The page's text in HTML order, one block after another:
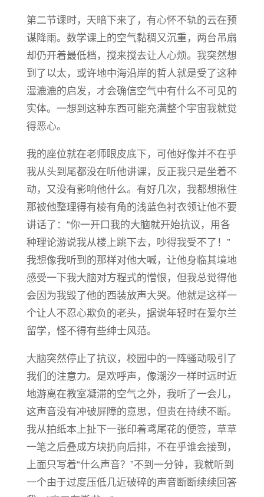
第二节课时，天暗下来了，有心怀不轨的云在预
谋降雨。数学课上的空气黏稠又沉重，两台吊扇
却仍开着最低档，搅来搅去让人心烦。我突然想
到了以太，或许地中海沿岸的哲人就是受了这种
湿漉漉的启发，才会确信空气中有什么不可见的
实体。一想到这种东西可能充满整个宇宙我就觉
得恶心。
我的座位就在老师眼皮底下，可他好像并不在乎
我从头到尾都没在听他讲课，反正我只是坐着不
动，又没有影响他什么。有好几次，我都想揪住
那被他整理得有棱有角的浅蓝色衬衣领让他不要
讲话了：“你一开口我的大脑就开始抗议，用各
种理论游说我从楼上跳下去，吵得我受不了！”
我想像我听到的那样对他大喊，让他身临其境地
感受一下我大脑对方程式的憎恨，但我总觉得他
会因为我毁了他的西装放声大哭。他就是这样一
个让人不忍心欺负的老头，据说年轻时在爱尔兰
留学，怪不得有些绅士风范。
大脑突然停止了抗议，校园中的一阵骚动吸引了
我们的注意力。是欢呼声，像潮汐一样时远时近
地游离在教室凝滞的空气之外，我听了一会儿，
这声音没有冲破屏障的意思，但贵在持续不断。
我从拍纸本上扯下一张印着鸢尾花的便签，草草
一笔之后叠成方块扔向后排，不在乎谁会接到，
上面只写着“什么声音？”不到一分钟，我就听到
一个由于过度压低几近破碎的声音断断续续回答